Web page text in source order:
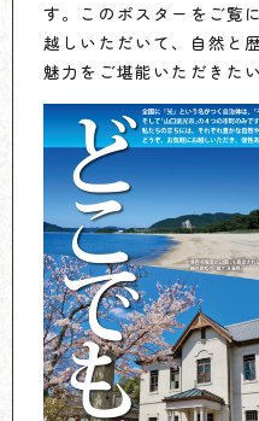
す。このポスターをご覧
越しいただいて、自然と
魅力をご堪能いただきた